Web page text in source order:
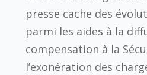
presse cache des
parmi les aides à la
compensation à la
l’exonération des